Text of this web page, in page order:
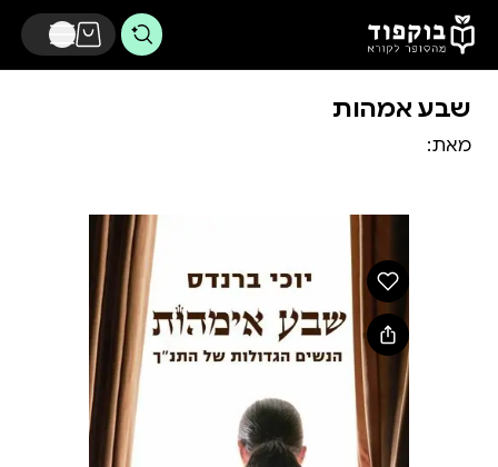
דלג לתוכן הראשי
שבע אמהות
מאת: